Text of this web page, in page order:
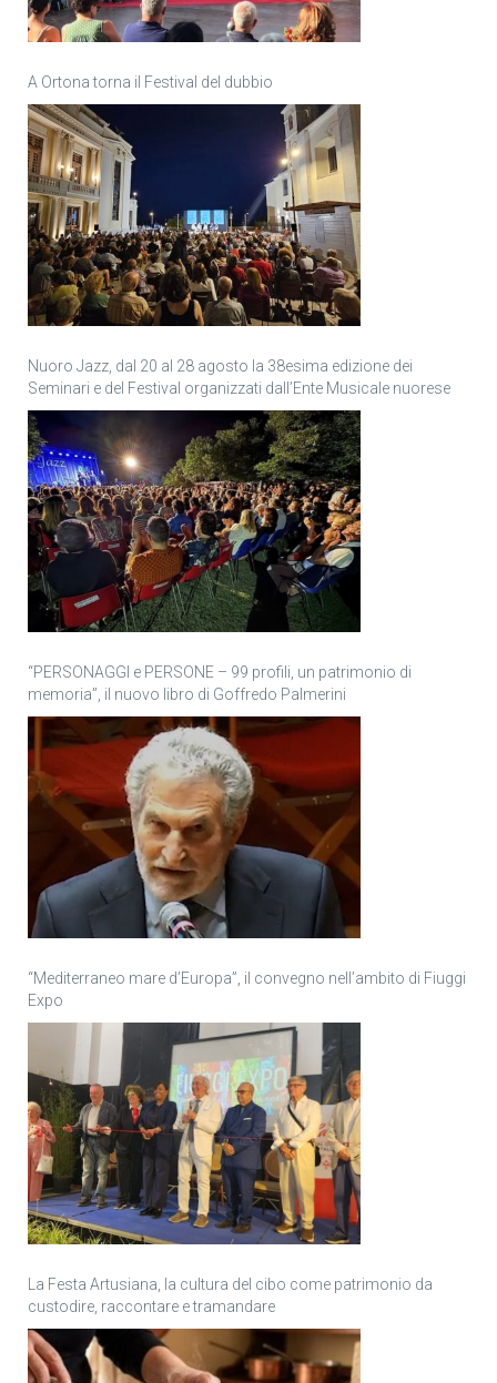
A Ortona torna il Festival del dubbio
Nuoro Jazz, dal 20 al 28 agosto la 38esima edizione dei
Seminari e del Festival organizzati dall’Ente Musicale nuorese
“PERSONAGGI e PERSONE – 99 profili, un patrimonio di
memoria”, il nuovo libro di Goffredo Palmerini
“Mediterraneo mare d’Europa”, il convegno nell’ambito di Fiuggi
Expo
La Festa Artusiana, la cultura del cibo come patrimonio da
custodire, raccontare e tramandare